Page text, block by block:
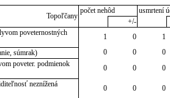
Topoľčany
počet nehôd
usmrtení
+/-
poveternostných
1 0
1
súmrak)
0 0
0
poveter. podmienok
0 0
0
neznížená
0 0
0